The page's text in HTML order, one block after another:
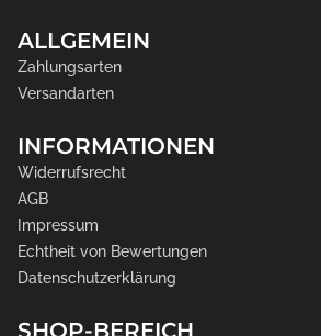
ALLGEMEIN
Zahlungsarten
Versandarten
INFORMATIONEN
Widerrufsrecht
AGB
Impressum
Echtheit von Bewertungen
Datenschutzerklärung
SHOP-BEREICH